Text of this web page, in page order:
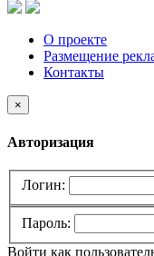
О проекте
Размещение
Контакты
×
Авторизация
Логин:
Пароль:
Войти как